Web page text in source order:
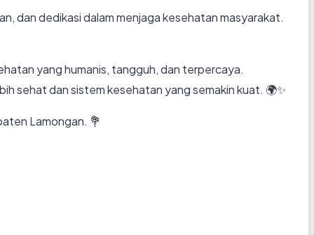
dan dedikasi dalam menjaga kesehatan masyarakat.
yang humanis, tangguh, dan terpercaya.
sehat dan sistem kesehatan yang semakin kuat. 🌍✨
Lamongan. 💐